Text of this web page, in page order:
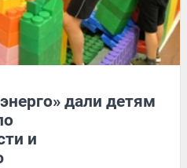
дали детям
и